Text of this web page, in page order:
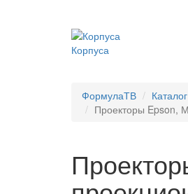
Корпуса
ФормулаТВ
Проекторы Epson,